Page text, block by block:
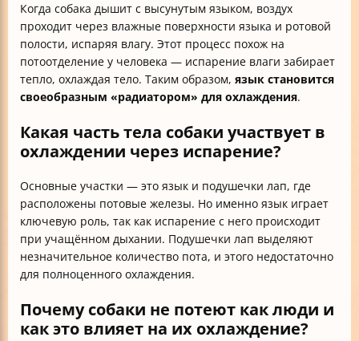
Когда собака дышит с высунутым языком, воздух
проходит через влажные поверхности языка и ротовой
полости, испаряя влагу. Этот процесс похож на
потоотделение у человека — испарение влаги забирает
тепло, охлаждая тело. Таким образом, язык становится
своеобразным «радиатором» для охлаждения.
Какая часть тела собаки участвует в
охлаждении через испарение?
Основные участки — это язык и подушечки лап, где
расположены потовые железы. Но именно язык играет
ключевую роль, так как испарение с него происходит
при учащённом дыхании. Подушечки лап выделяют
незначительное количество пота, и этого недостаточно
для полноценного охлаждения.
Почему собаки не потеют как люди и
как это влияет на их охлаждение?